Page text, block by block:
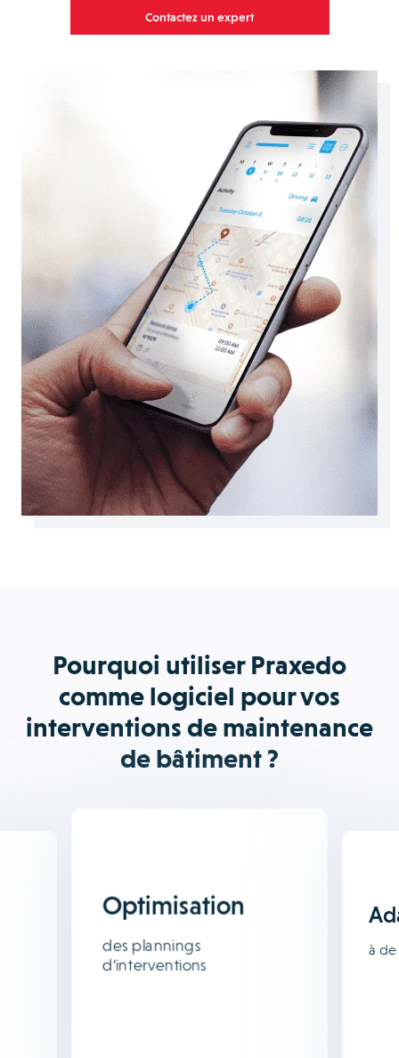
Contactez un expert
Pourquoi utiliser Praxedo
comme logiciel pour vos
interventions de maintenance
de bâtiment ?
Optimisation
des plannings
d’interventions
à de